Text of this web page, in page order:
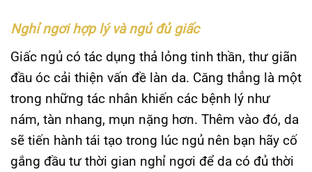
Nghỉ ngơi hợp lý và ngủ đủ giấc
Giấc ngủ có tác dụng thả lỏng tinh thần, thư giãn
đầu óc cải thiện vấn đề làn da. Căng thẳng là một
trong những tác nhân khiến các bệnh lý như
nám, tàn nhang, mụn nặng hơn. Thêm vào đó, da
sẽ tiến hành tái tạo trong lúc ngủ nên bạn hãy cố
gắng đầu tư thời gian nghỉ ngơi để da có đủ thời